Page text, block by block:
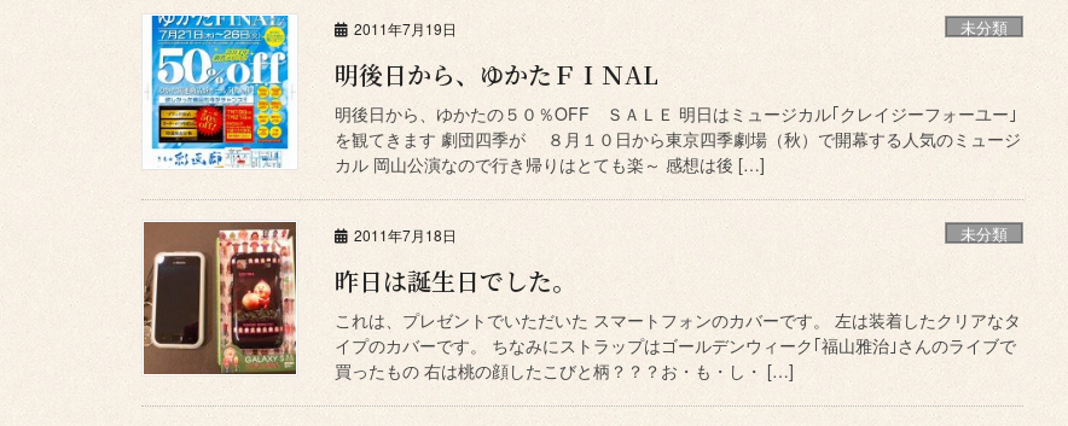
2011年7月19日 未分類
明後日から、ゆかたＦＩＮAL
明後日から、ゆかたの５０％OFF ＳＡＬＥ 明日はミュージカル｢クレイジーフォーユー｣
を観てきます 劇団四季が ８月１０日から東京四季劇場（秋）で開幕する人気のミュージ
カル 岡山公演なので行き帰りはとても楽～ 感想は後 […]
2011年7月18日 未分類
昨日は誕生日でした。
これは、プレゼントでいただいた スマートフォンのカバーです。 左は装着したクリアなタ
イプのカバーです。 ちなみにストラップはゴールデンウィーク｢福山雅治｣さんのライブで
買ったもの 右は桃の顔したこびと柄？？？お・も・し・ […]